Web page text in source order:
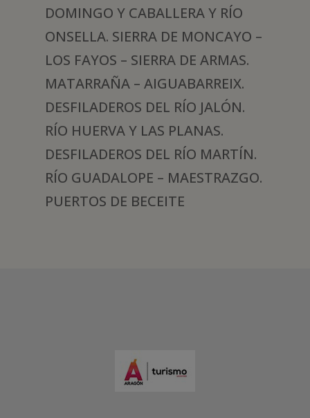
DOMINGO Y CABALLERA Y RÍO
ONSELLA. SIERRA DE MONCAYO –
LOS FAYOS – SIERRA DE ARMAS.
MATARRAÑA – AIGUABARREIX.
DESFILADEROS DEL RÍO JALÓN.
RÍO HUERVA Y LAS PLANAS.
DESFILADEROS DEL RÍO MARTÍN.
RÍO GUADALOPE – MAESTRAZGO.
PUERTOS DE BECEITE